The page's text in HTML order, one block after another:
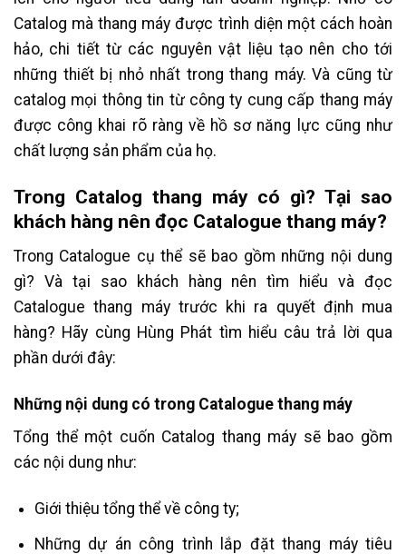
Catalog mà thang máy được trình diện một cách hoàn
hảo, chi tiết từ các nguyên vật liệu tạo nên cho tới
những thiết bị nhỏ nhất trong thang máy. Và cũng từ
catalog mọi thông tin từ công ty cung cấp thang máy
được công khai rõ ràng về hồ sơ năng lực cũng như
chất lượng sản phẩm của họ.
Trong Catalog thang máy có gì? Tại sao
khách hàng nên đọc Catalogue thang máy?
Trong Catalogue cụ thể sẽ bao gồm những nội dung
gì? Và tại sao khách hàng nên tìm hiểu và đọc
Catalogue thang máy trước khi ra quyết định mua
hàng? Hãy cùng Hùng Phát tìm hiểu câu trả lời qua
phần dưới đây:
Những nội dung có trong Catalogue thang máy
Tổng thể một cuốn Catalog thang máy sẽ bao gồm
các nội dung như:
Giới thiệu tổng thể về công ty;
Những dự án công trình lắp đặt thang máy tiêu